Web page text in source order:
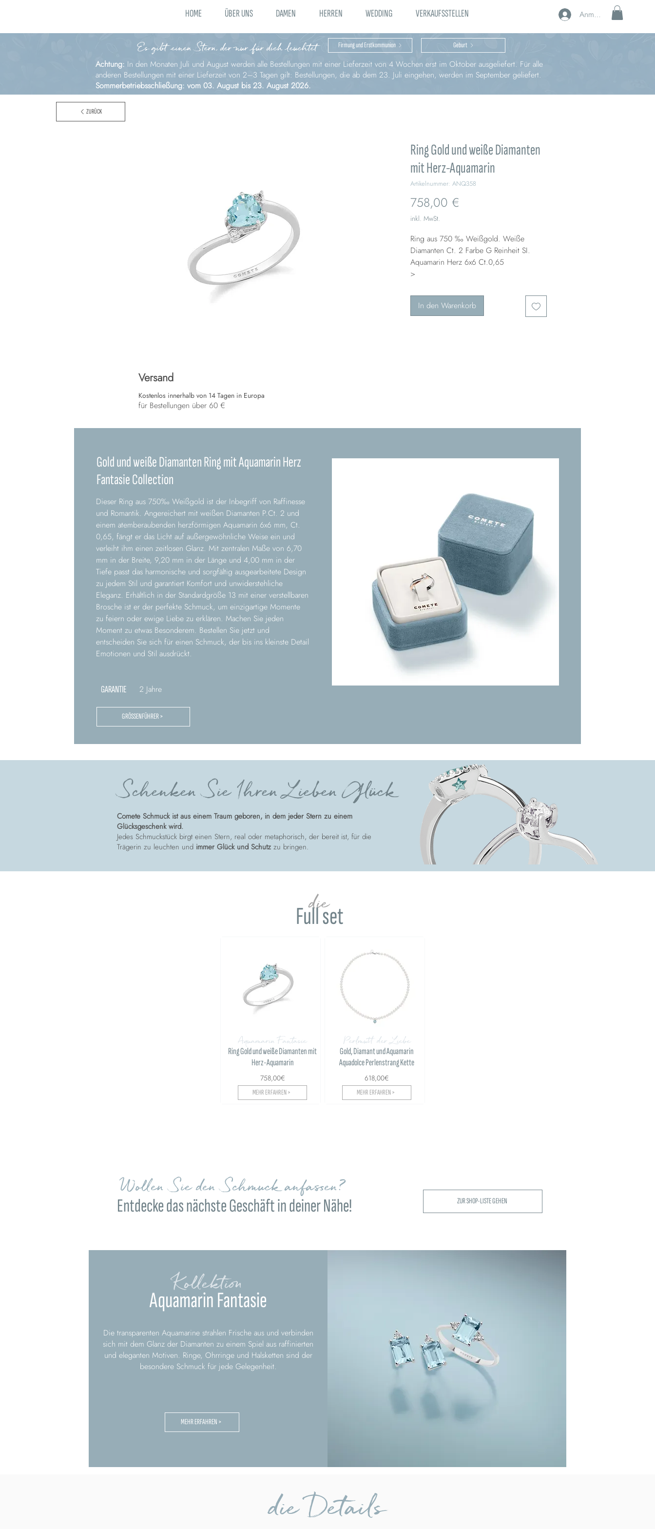
HOME ÜBER UNS DAMEN HERREN WEDDING VERKAUFSSTELLEN Anmelden
Es gibt einen Stern, der nur für dich leuchtet Firmung und Erstkommunion Geburt
Achtung: In den Monaten Juli und August werden alle Bestellungen mit einer Lieferzeit von 4 Wochen erst im Oktober ausgeliefert. Für alle
anderen Bestellungen mit einer Lieferzeit von 2–3 Tagen gilt: Bestellungen, die ab dem 23. Juli eingehen, werden im September geliefert.
Sommerbetriebsschließung: vom 03. August bis 23. August 2026.
Ring Gold und weiße Diamanten
mit Herz-Aquamarin
Artikelnummer: ANQ358
758,00 €
inkl. MwSt.
Ring aus 750 ‰ Weißgold. Weiße
Diamanten Ct. 2 Farbe G Reinheit SI.
Aquamarin Herz 6x6 Ct.0,65
>
In den Warenkorb
ZURÜCK
Versand
Kostenlos innerhalb von 14 Tagen in Europa
für Bestellungen über 60 €
Gold und weiße Diamanten Ring mit Aquamarin Herz
Fantasie Collection
Dieser Ring aus 750‰ Weißgold ist der Inbegriff von Raffinesse
und Romantik. Angereichert mit weißen Diamanten P.Ct. 2 und
einem atemberaubenden herzförmigen Aquamarin 6x6 mm, Ct.
0,65, fängt er das Licht auf außergewöhnliche Weise ein und
verleiht ihm einen zeitlosen Glanz. Mit zentralen Maße von 6,70
mm in der Breite, 9,20 mm in der Länge und 4,00 mm in der
Tiefe passt das harmonische und sorgfältig ausgearbeitete Design
zu jedem Stil und garantiert Komfort und unwiderstehliche
Eleganz. Erhältlich in der Standardgröße 13 mit einer verstellbaren
Brosche ist er der perfekte Schmuck, um einzigartige Momente
zu feiern oder ewige Liebe zu erklären. Machen Sie jeden
Moment zu etwas Besonderem. Bestellen Sie jetzt und
entscheiden Sie sich für einen Schmuck, der bis ins kleinste Detail
Emotionen und Stil ausdrückt.
GARANTIE 2 Jahre
GRÖSSENFÜHRER >
Schenken Sie Ihren Lieben Glück
Comete Schmuck ist aus einem Traum geboren, in dem jeder Stern zu einem
Glücksgeschenk wird.
Jedes Schmuckstück birgt einen Stern, real oder metaphorisch, der bereit ist, für die
Trägerin zu leuchten und immer Glück und Schutz zu bringen.
Full set
die
Aquamarin Fantasie
Ring Gold und weiße Diamanten mit
Herz-Aquamarin
758,00€
MEHR ERFAHREN >
Perlmutt der Liebe
Gold, Diamant und Aquamarin
Aquadolce Perlenstrang Kette
618,00€
MEHR ERFAHREN >
Wollen Sie den Schmuck anfassen?
Entdecke das nächste Geschäft in deiner Nähe! ZUR SHOP-LISTE GEHEN
Aquamarin Fantasie
Kollektion
Die transparenten Aquamarine strahlen Frische aus und verbinden
sich mit dem Glanz der Diamanten zu einem Spiel aus raffinierten
und eleganten Motiven. Ringe, Ohrringe und Halsketten sind der
besondere Schmuck für jede Gelegenheit.
MEHR ERFAHREN >
die Details